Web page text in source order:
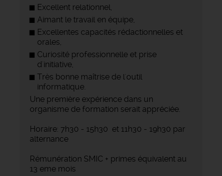
Excellent relationnel,
Aimant le travail en équipe,
Excellentes capacités rédactionnelles et
orales,
Curiosité professionnelle et prise
d'initiative,
Très bonne maîtrise de l'outil
informatique.
Une première expérience dans un
organisme de formation serait appréciée.
Horaire: 7h30 - 15h30 et 11h30 - 19h30 par
alternance
Rémunération SMIC + primes équivalent au
13 eme mois